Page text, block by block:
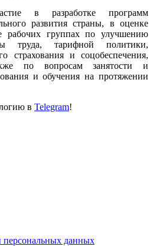
в разработке программ
развития страны, в оценке
рабочих группах по улучшению
труда, тарифной политики,
страхования и соцобеспечения,
по вопросам занятости и
и обучения на протяжении
в Telegram!
персональных данных